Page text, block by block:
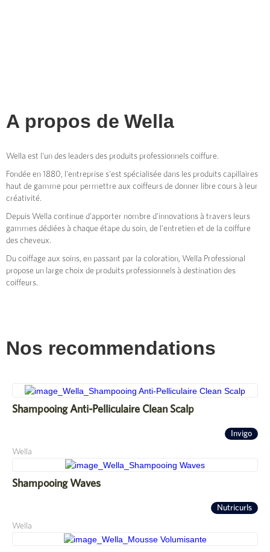
A propos de Wella
Wella est l'un des leaders des produits professionnels coiffure.
Fondée en 1880, l'entreprise s'est spécialisée dans les produits capillaires
haut de gamme pour permettre aux coiffeurs de donner libre cours à leur
créativité.
Depuis Wella continue d'apporter nombre d'innovations à travers leurs
gammes dédiées à chaque étape du soin, de l'entretien et de la coiffure
des cheveux.
Du coiffage aux soins, en passant par la coloration, Wella Professional
propose un large choix de produits professionnels à destination des
coiffeurs.
Nos recommendations
Shampooing Anti-Pelliculaire Clean Scalp
Invigo
Wella
Shampooing Waves
Nutricurls
Wella